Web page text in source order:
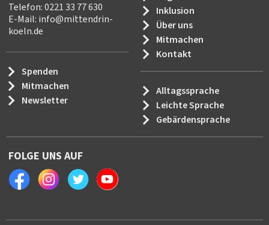
Telefon: 0221 33 77 630
E-Mail: info@mittendrin-
koeln.de
Spenden
Mitmachen
Newsletter
Inklusion
Über uns
Mitmachen
Kontakt
Alltagssprache
Leichte Sprache
Gebärdensprache
FOLGE UNS AUF
FacebookInstagramTwitter